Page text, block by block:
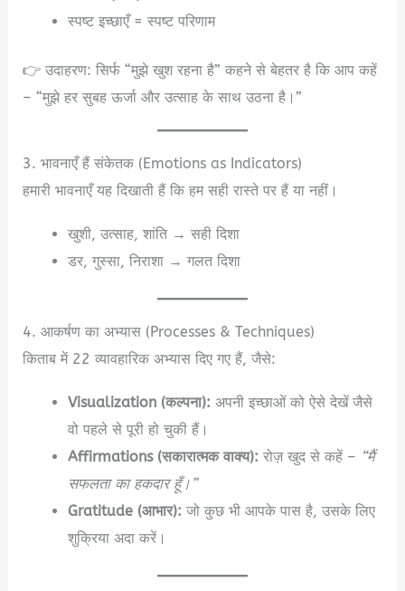
स्पष्ट इच्छाएँ = स्पष्ट परिणाम
👉 उदाहरण: सिर्फ “मुझे खुश रहना है” कहने से बेहतर है कि आप कहें
– “मुझे हर सुबह ऊर्जा और उत्साह के साथ उठना है।”
3. भावनाएँ हैं संकेतक (Emotions as Indicators)
हमारी भावनाएँ यह दिखाती हैं कि हम सही रास्ते पर हैं या नहीं।
खुशी, उत्साह, शांति → सही दिशा
डर, गुस्सा, निराशा → गलत दिशा
4. आकर्षण का अभ्यास (Processes & Techniques)
किताब में 22 व्यावहारिक अभ्यास दिए गए हैं, जैसे:
Visualization (कल्पना): अपनी इच्छाओं को ऐसे देखें जैसे
वो पहले से पूरी हो चुकी हैं।
Affirmations (सकारात्मक वाक्य): रोज़ खुद से कहें – “मैं
सफलता का हकदार हूँ।”
Gratitude (आभार): जो कुछ भी आपके पास है, उसके लिए
शुक्रिया अदा करें।